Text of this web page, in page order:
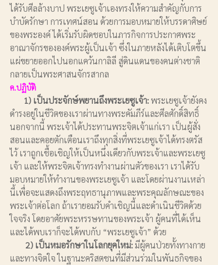
ได้รับศีลล้างบาป พระเยซูเจ้าเองทรงให้ความสำคัญกับการ
บำบัดรักษา การเทศน์สอน ด้วยการมอบหมายให้บรรดาศิษย์
ของพระองค์ ได้เริ่มรับผิดชอบในภารกิจการประกาศพระ
อาณาจักรขององค์พระผู้เป็นเจ้า ซึ่งในภายหลังได้เติบโตขึ้น
แผ่ขยายออกไปนอกแคว้นกาลิลี สู่ดินแดนของคนต่างชาติ
กลายเป็นพระศาสนจักรสากล
ค.ปฏิบัติ
1) เป็นประจักษ์พยานถึงพระเยซูเจ้า: พระเยซูเจ้ายังคง
ดำรงอยู่ในชีวิตของเราผ่านทางพระคัมภีร์และศีลศักดิ์สิทธิ์
นอกจากนี้ พระเจ้าได้ประทานพระจิตเจ้าแก่เรา เป็นผู้สั่ง
สอนและคอยตักเตือนเราถึงทุกสิ่งที่พระเยซูเจ้าได้ทรงตรัส
ไว้ เราถูกเชื้อเชิญให้เป็นหนึ่งเดียวกับพระเจ้าและพระเยซู
เจ้า และให้พระจิตเจ้าทรงทำงานผ่านตัวของเรา เราได้รับ
มอบหมายให้ทำงานของพระเยซูเจ้า และโดยผ่านงานเหล่า
นี้เพื่อจะแสดงถึงพระฤทธานุภาพและพระคุณลักษณะของ
พระเจ้าต่อโลก ถ้าเรายอมรับคำเชิญนี้และดำเนินชีวิตด้วย
ใจจริง โดยอาศัยพระหรรษทานของพระเจ้า ผู้คนที่ได้เห็น
และได้พบเราก็จะได้พบกับ “พระเยซูเจ้า” ด้วย
2) เป็นหมอรักษาในโลกยุคใหม่: มีผู้คนป่วยทั้งทางกาย
และทางจิตใจ ในฐานะคริสตชนที่มีส่วนร่วมในพันธกิจของ